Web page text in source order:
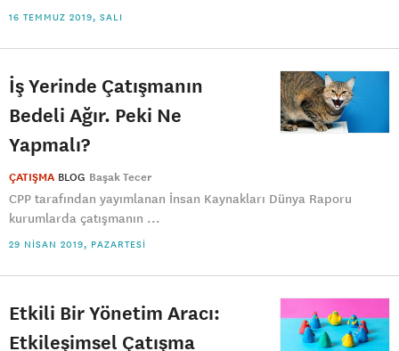
16 TEMMUZ 2019, SALI
İş Yerinde Çatışmanın
Bedeli Ağır. Peki Ne
Yapmalı?
ÇATIŞMA BLOG Başak Tecer
CPP tarafından yayımlanan İnsan Kaynakları Dünya Raporu
kurumlarda çatışmanın ...
29 NISAN 2019, PAZARTESI
Etkili Bir Yönetim Aracı:
Etkileşimsel Çatışma